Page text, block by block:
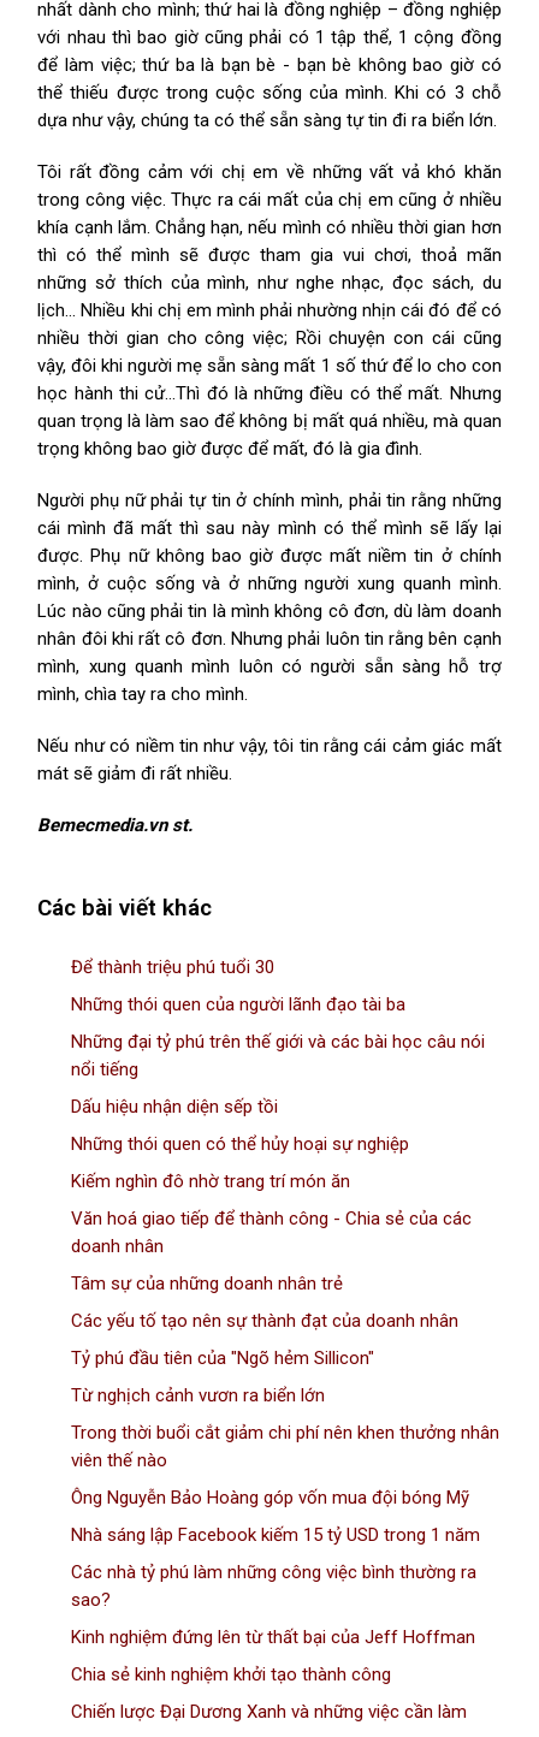
nhất dành cho mình; thứ hai là đồng nghiệp – đồng nghiệp
với nhau thì bao giờ cũng phải có 1 tập thể, 1 cộng đồng
để làm việc; thứ ba là bạn bè - bạn bè không bao giờ có
thể thiếu được trong cuộc sống của mình. Khi có 3 chỗ
dựa như vậy, chúng ta có thể sẵn sàng tự tin đi ra biển lớn.
Tôi rất đồng cảm với chị em về những vất vả khó khăn
trong công việc. Thực ra cái mất của chị em cũng ở nhiều
khía cạnh lắm. Chẳng hạn, nếu mình có nhiều thời gian hơn
thì có thể mình sẽ được tham gia vui chơi, thoả mãn
những sở thích của mình, như nghe nhạc, đọc sách, du
lịch… Nhiều khi chị em mình phải nhường nhịn cái đó để có
nhiều thời gian cho công việc; Rồi chuyện con cái cũng
vậy, đôi khi người mẹ sẵn sàng mất 1 số thứ để lo cho con
học hành thi cử…Thì đó là những điều có thể mất. Nhưng
quan trọng là làm sao để không bị mất quá nhiều, mà quan
trọng không bao giờ được để mất, đó là gia đình.
Người phụ nữ phải tự tin ở chính mình, phải tin rằng những
cái mình đã mất thì sau này mình có thể mình sẽ lấy lại
được. Phụ nữ không bao giờ được mất niềm tin ở chính
mình, ở cuộc sống và ở những người xung quanh mình.
Lúc nào cũng phải tin là mình không cô đơn, dù làm doanh
nhân đôi khi rất cô đơn. Nhưng phải luôn tin rằng bên cạnh
mình, xung quanh mình luôn có người sẵn sàng hỗ trợ
mình, chìa tay ra cho mình.
Nếu như có niềm tin như vậy, tôi tin rằng cái cảm giác mất
mát sẽ giảm đi rất nhiều.
Bemecmedia.vn st.
Các bài viết khác
Để thành triệu phú tuổi 30
Những thói quen của người lãnh đạo tài ba
Những đại tỷ phú trên thế giới và các bài học câu nói
nổi tiếng
Dấu hiệu nhận diện sếp tồi
Những thói quen có thể hủy hoại sự nghiệp
Kiếm nghìn đô nhờ trang trí món ăn
Văn hoá giao tiếp để thành công - Chia sẻ của các
doanh nhân
Tâm sự của những doanh nhân trẻ
Các yếu tố tạo nên sự thành đạt của doanh nhân
Tỷ phú đầu tiên của "Ngõ hẻm Sillicon"
Từ nghịch cảnh vươn ra biển lớn
Trong thời buổi cắt giảm chi phí nên khen thưởng nhân
viên thế nào
Ông Nguyễn Bảo Hoàng góp vốn mua đội bóng Mỹ
Nhà sáng lập Facebook kiếm 15 tỷ USD trong 1 năm
Các nhà tỷ phú làm những công việc bình thường ra
sao?
Kinh nghiệm đứng lên từ thất bại của Jeff Hoffman
Chia sẻ kinh nghiệm khởi tạo thành công
Chiến lược Đại Dương Xanh và những việc cần làm